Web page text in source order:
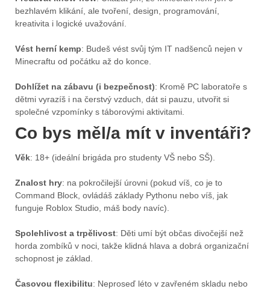
bezhlavém klikání, ale tvoření, design, programování,
kreativita i logické uvažování.
Vést herní kemp: Budeš vést svůj tým IT nadšenců nejen v
Minecraftu od počátku až do konce.
Dohlížet na zábavu (i bezpečnost): Kromě PC laboratoře s
dětmi vyrazíš i na čerstvý vzduch, dát si pauzu, utvořit si
společné vzpomínky s táborovými aktivitami.
Co bys měl/a mít v inventáři?
Věk: 18+ (ideální brigáda pro studenty VŠ nebo SŠ).
Znalost hry: na pokročilejší úrovni (pokud víš, co je to
Command Block, ovládáš základy Pythonu nebo víš, jak
funguje Roblox Studio, máš body navíc).
Spolehlivost a trpělivost: Děti umí být občas divočejší než
horda zombíků v noci, takže klidná hlava a dobrá organizační
schopnost je základ.
Časovou flexibilitu: Neproseď léto v zavřeném skladu nebo